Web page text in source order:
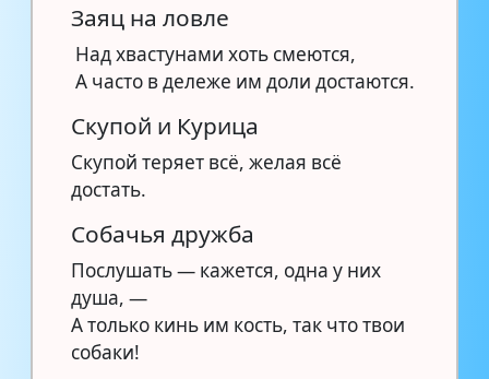
Заяц на ловле
Над хвастунами хоть смеются,
А часто в дележе им доли достаются.
Скупой и Курица
Скупой теряет всё, желая всё
достать.
Собачья дружба
Послушать — кажется, одна у них
душа, —
А только кинь им кость, так что твои
собаки!